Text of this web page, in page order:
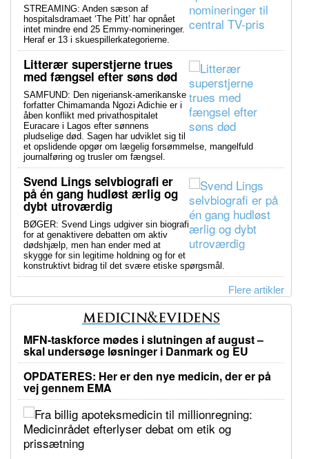
STREAMING: Anden sæson af
hospitalsdramaet ‘The Pitt’ har opnået
intet mindre end 25 Emmy-nomineringer.
Heraf er 13 i skuespillerkategorierne.
Litterær superstjerne trues
med fængsel efter søns død
SAMFUND: Den nigeriansk-amerikanske
forfatter Chimamanda Ngozi Adichie er i
åben konflikt med privathospitalet
Euracare i Lagos efter sønnens
pludselige død. Sagen har udviklet sig til
et opslidende opgør om lægelig forsømmelse, mangelfuld
journalføring og trusler om fængsel.
Svend Lings selvbiografi er
på én gang hudløst ærlig og
dybt utroværdig
BØGER: Svend Lings udgiver sin biografi
for at genaktivere debatten om aktiv
dødshjælp, men han ender med at
skygge for sin legitime holdning og for et
konstruktivt bidrag til det svære etiske spørgsmål.
Flere artikler
MFN-taskforce mødes i slutningen af august –
skal undersøge løsninger i Danmark og EU
OPDATERES: Her er den nye medicin, der er på
vej gennem EMA